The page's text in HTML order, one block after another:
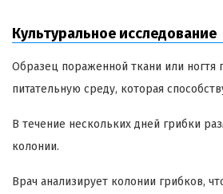
Культуральное исследование
Образец пораженной ткани или ногтя
питательную среду, которая
В течение нескольких дней грибки
колонии.
Врач анализирует колонии грибков,